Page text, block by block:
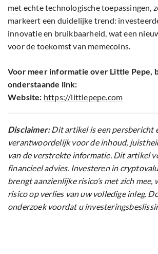
met echte technologische toepassingen,
markeert een duidelijke trend:
innovatie en bruikbaarheid, wat een
voor de toekomst van memecoins.
Voor meer informatie over Little Pepe,
onderstaande link:
Website: https://littlepepe.com
Disclaimer:Dit artikel is een persbericht
verantwoordelijk voor de inhoud,
van de verstrekte informatie. Dit artikel
financieel advies. Investeren in
brengt aanzienlijke risico’s met zich mee,
risico op verlies van uw volledige inleg.
onderzoek voordat u